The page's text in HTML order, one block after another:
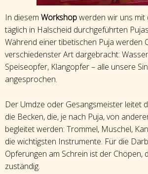
In diesem Workshopwerden wir uns mit
täglich in Halscheid durchgeführten
Während einer tibetischen Puja werden
verschiedenster Art dargebracht:
Speiseopfer, Klangopfer – alle unsere
angesprochen.
Der Umdze oder Gesangsmeister leitet
die Becken, die, je nach Puja, von
begleitet werden: Trommel, Muschel,
die wichtigsten Instrumente. Für die
Opferungen am Schrein ist der Chöpen,
zuständig.